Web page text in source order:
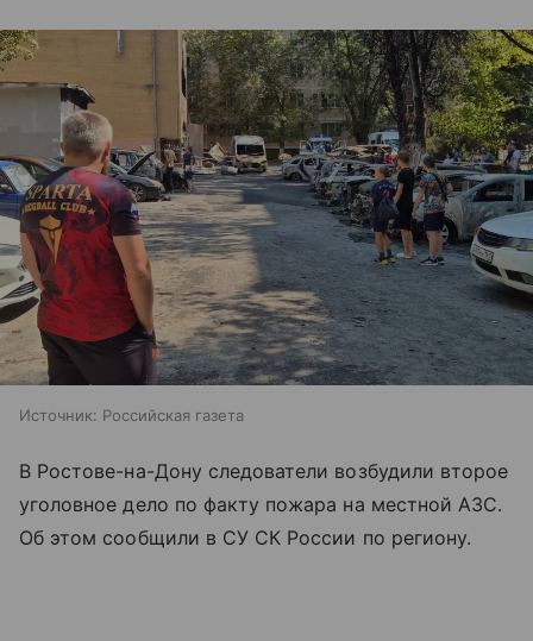
Источник: Российская газета
В Ростове-на-Дону следователи возбудили второе
уголовное дело по факту пожара на местной АЗС.
Об этом сообщили в СУ СК России по региону.